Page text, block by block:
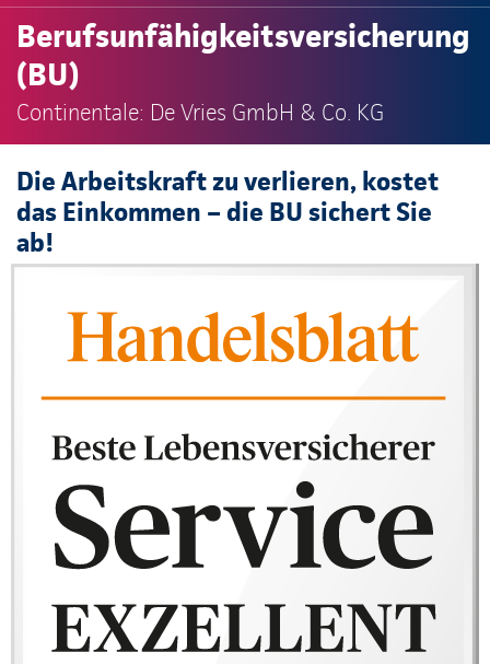
Berufsunfähigkeitsversicherung
(BU)
Continentale: De Vries GmbH & Co. KG
Die Arbeitskraft zu verlieren, kostet
das Einkommen – die BU sichert Sie
ab!